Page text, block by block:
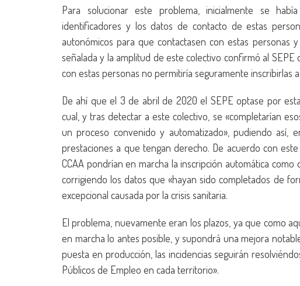
Para solucionar este problema, inicialmente se
identificadores y los datos de contacto de estas
autonómicos para que contactasen con estas personas
señalada y la amplitud de este colectivo confirmó al
con estas personas no permitiría seguramente inscribirlas
De ahí que el 3 de abril de 2020 el SEPE optase por
cual, y tras detectar a este colectivo, se «completarían
un proceso convenido y automatizado», pudiendo así,
prestaciones a que tengan derecho. De acuerdo con
CCAA pondrían en marcha la inscripción automática
corrigiendo los datos que «hayan sido completados de
excepcional causada por la crisis sanitaria.
El problema, nuevamente eran los plazos, ya que como
en marcha lo antes posible, y supondrá una mejora
puesta en producción, las incidencias seguirán
Públicos de Empleo en cada territorio».